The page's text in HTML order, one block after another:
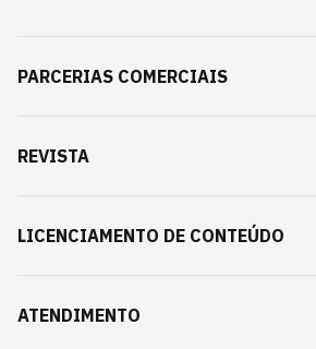
PARCERIAS COMERCIAIS
REVISTA
LICENCIAMENTO DE CONTEÚDO
ATENDIMENTO